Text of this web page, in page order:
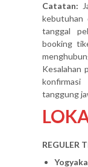
Catatan:
kebutuhan
tanggal
booking
Kesalahan
konfirmasi
tanggung
REGULER